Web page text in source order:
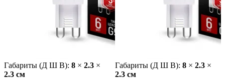
Габариты (Д Ш В): 8 × 2.3 ×
2.3 cм
Габариты (Д Ш В): 8 × 2.3 ×
2.3 cм